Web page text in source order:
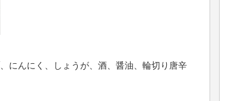
にんにく、しょうが、酒、醤油、輪切り唐辛